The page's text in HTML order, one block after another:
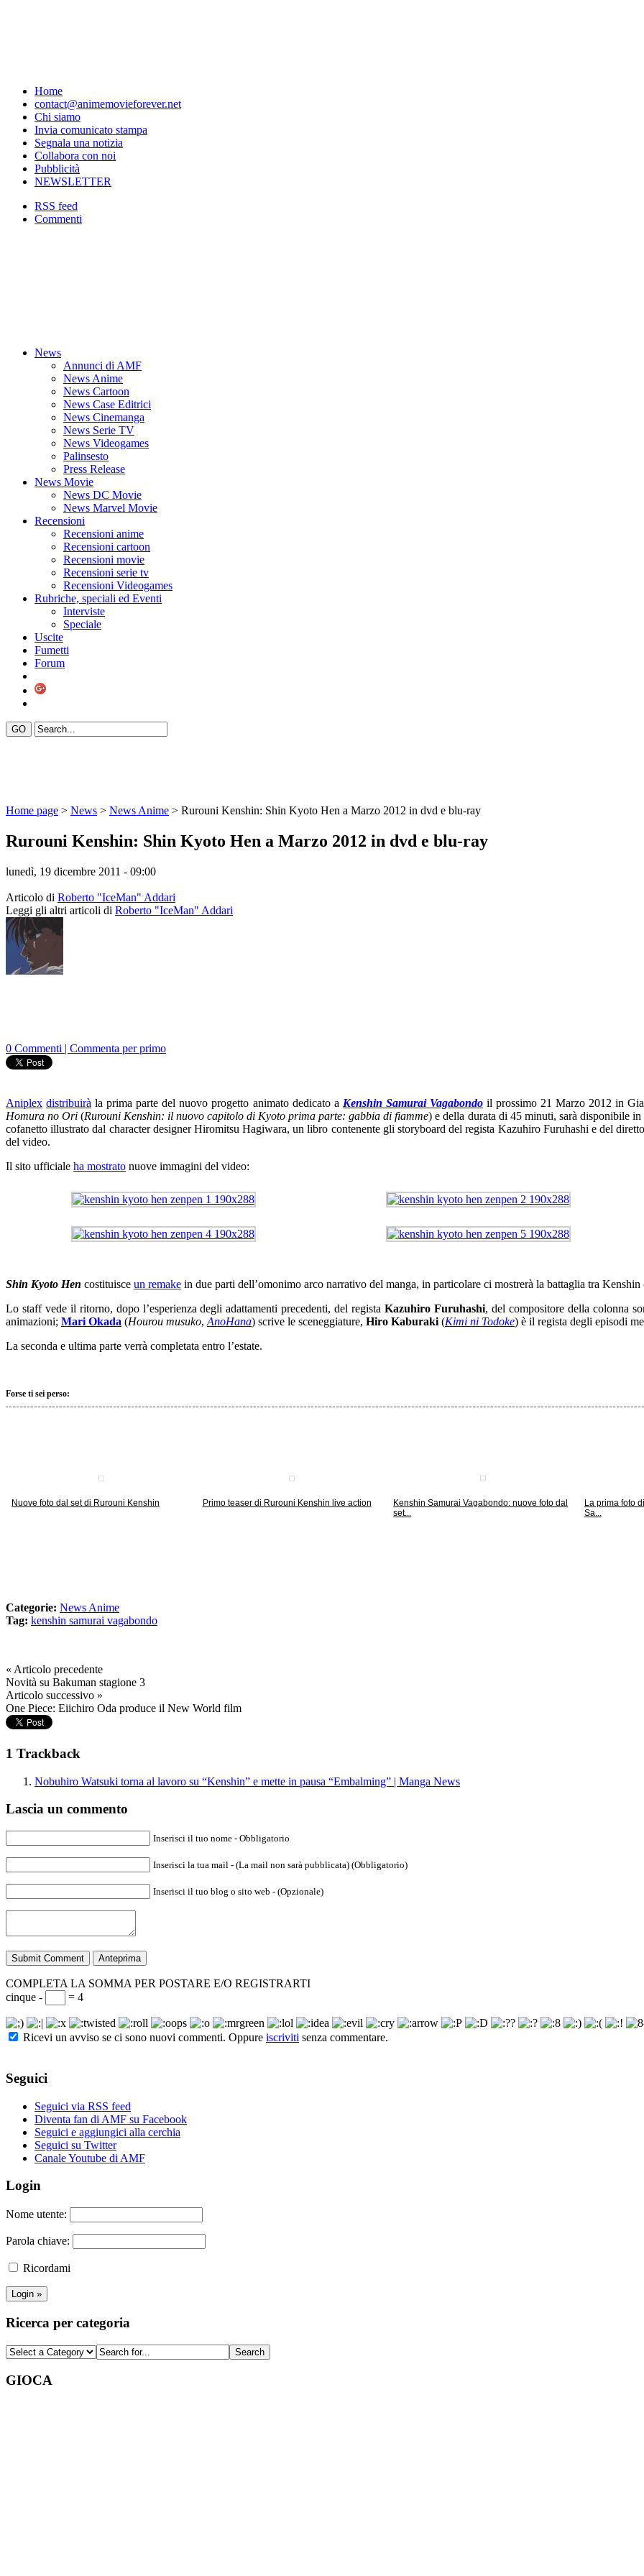
Home
contact@animemovieforever.net
Chi siamo
Invia comunicato stampa
Segnala una notizia
Collabora con noi
Pubblicità
NEWSLETTER
RSS feed
Commenti
News
Annunci di AMF
News Anime
News Cartoon
News Case Editrici
News Cinemanga
News Serie TV
News Videogames
Palinsesto
Press Release
News Movie
News DC Movie
News Marvel Movie
Recensioni
Recensioni anime
Recensioni cartoon
Recensioni movie
Recensioni serie tv
Recensioni Videogames
Rubriche, speciali ed Eventi
Interviste
Speciale
Uscite
Fumetti
Forum
Home page > News > News Anime > Rurouni Kenshin: Shin Kyoto Hen a Marzo 2012 in dvd e blu-ray
Rurouni Kenshin: Shin Kyoto Hen a Marzo 2012 in dvd e blu-ray
lunedì, 19 dicembre 2011 - 09:00
Articolo di Roberto "IceMan" Addari
Leggi gli altri articoli di Roberto "IceMan" Addari
0 Commenti | Commenta per primo
Aniplex distribuirà la prima parte del nuovo progetto animato dedicato a Kenshin Samurai Vagabondoil prossimo 21 Marzo 2012 in
Homura no Ori (Rurouni Kenshin: il nuovo capitolo di Kyoto prima parte: gabbia di fiamme) e della durata di 45 minuti, sarà disponibile
cofanetto illustrato dal character designer Hiromitsu Hagiwara, un libro contenente gli storyboard del regista Kazuhiro Furuhashi e del
del video.
Il sito ufficiale ha mostrato nuove immagini del video:
Shin Kyoto Hen costituisce un remake in due parti dell’omonimo arco narrativo del manga, in particolare ci mostrerà la battaglia tra
Lo staff vede il ritorno, dopo l’esperienza degli adattamenti precedenti, del registaKazuhiro Furuhashi, del compositore della colonna
animazioni; Mari Okada (Hourou musuko, AnoHana) scrive le sceneggiature, Hiro Kaburaki (Kimi ni Todoke) è il regista degli episodi
La seconda e ultima parte verrà completata entro l’estate.
Forse ti sei perso:
Nuove foto dal set di Rurouni Kenshin Primo teaser di Rurouni Kenshin live action
Kenshin Samurai Vagabondo: nuove foto dal
set...
La prima foto
Sa...
Categorie: News Anime
Tag: kenshin samurai vagabondo
« Articolo precedente
Novità su Bakuman stagione 3
Articolo successivo »
One Piece: Eiichiro Oda produce il New World film
1 Trackback
Nobuhiro Watsuki torna al lavoro su “Kenshin” e mette in pausa “Embalming” | Manga News
Lascia un commento
Inserisci il tuo nome - Obbligatorio
Inserisci la tua mail - (La mail non sarà pubblicata) (Obbligatorio)
Inserisci il tuo blog o sito web - (Opzionale)
COMPLETA LA SOMMA PER POSTARE E/O REGISTRARTI
cinque -
= 4
Ricevi un avviso se ci sono nuovi commenti. Oppure iscriviti senza commentare.
Seguici
Seguici via RSS feed
Diventa fan di AMF su Facebook
Seguici e aggiungici alla cerchia
Seguici su Twitter
Canale Youtube di AMF
Login
Nome utente:
Parola chiave:
Ricordami
Ricerca per categoria
GIOCA